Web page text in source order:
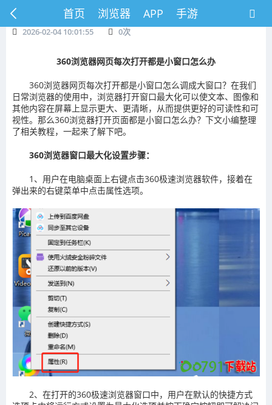
首页 浏览器 APP 手游
2026-02-04 10:01:55 0次
360浏览器网页每次打开都是小窗口怎么办
360浏览器网页每次打开都是小窗口怎么调成大窗口？在我们
日常浏览器的使用中，浏览器打开窗口最大化可以使文本、图像和
其他内容在屏幕上显示更大、更清晰，从而提供更好的可读性和可
视性。那么360浏览器打开页面都是小窗口怎么办？下文小编整理
了相关教程，一起来了解下吧。
360浏览器窗口最大化设置步骤：
1、用户在电脑桌面上右键点击360极速浏览器软件，接着在
弹出来的右键菜单中点击属性选项。
2、在打开的360极速浏览器窗口中，用户在默认的快捷方式